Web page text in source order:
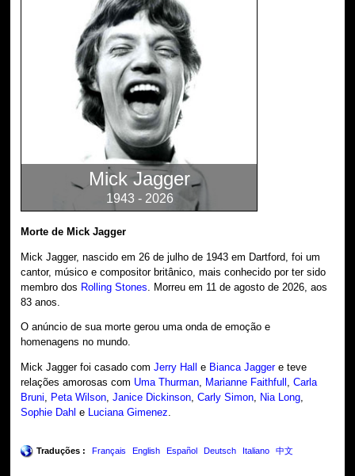
Mick Jagger
1943 - 2026
Morte de Mick Jagger
Mick Jagger, nascido em 26 de julho de 1943 em Dartford, foi um
cantor, músico e compositor britânico, mais conhecido por ter sido
membro dos Rolling Stones . Morreu em 11 de agosto de 2026, aos
83 anos.
O anúncio de sua morte gerou uma onda de emoção e
homenagens no mundo.
Mick Jagger foi casado comJerry Hall e Bianca Jaggere teve
relações amorosas com Uma Thurman, Marianne Faithfull ,Carla
Bruni, Peta Wilson,Janice Dickinson,Carly Simon, Nia Long,
Sophie Dahl e Luciana Gimenez.
Traduções : Français English Español Deutsch Italiano 中文